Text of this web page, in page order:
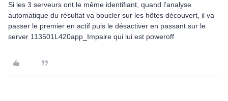
Si les 3 serveurs ont le même identifiant, quand l’analyse
automatique du résultat va boucler sur les hôtes découvert, il va
passer le premier en actif puis le désactiver en passant sur le
server 113501L420app_Impaire qui lui est poweroff